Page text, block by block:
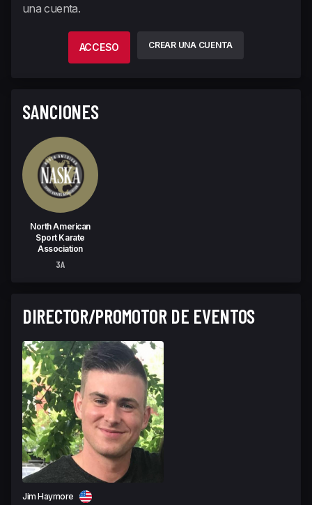
una cuenta.
ACCESO CREAR UNA CUENTA
SANCIONES
North American
Sport Karate
Association
3A
DIRECTOR/PROMOTOR DE EVENTOS
Jim Haymore